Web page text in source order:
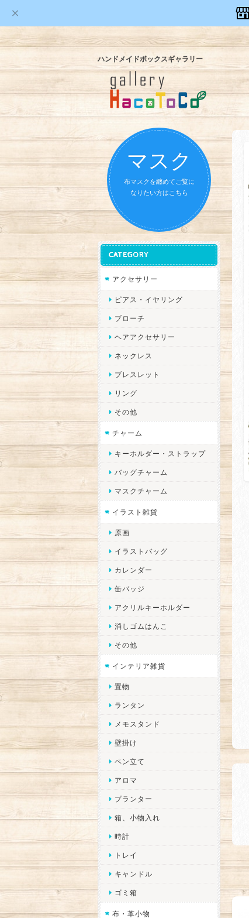
ハンドメイドボックスギャラリー
マスク
布マスクを纏めてご覧に
なりたい方はこちら
CATEGORY
アクセサリー
ピアス・イヤリング
ブローチ
ヘアアクセサリー
ネックレス
ブレスレット
リング
その他
チャーム
キーホルダー・ストラップ
バッグチャーム
マスクチャーム
イラスト雑貨
原画
イラストバッグ
カレンダー
缶バッジ
アクリルキーホルダー
消しゴムはんこ
その他
インテリア雑貨
置物
ランタン
メモスタンド
壁掛け
ペン立て
アロマ
プランター
箱、小物入れ
時計
トレイ
キャンドル
ゴミ箱
布・革小物